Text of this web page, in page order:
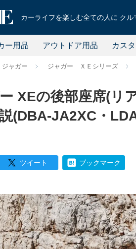
カーライフを楽しむ全ての人に ク
ー用品 アウトドア用品 カス
ジャガー ジャガー ＸＥシリーズ
XEの後部座席(リ
(DBA-JA2XC・
ツイート ブックマーク